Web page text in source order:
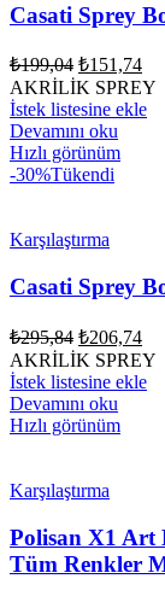
Casati Sprey
₺199,04 Orijinal
fiyat:
₺199,04.
₺151,74
AKRİLİK SPREY
İstek listesine ekle
Devamını oku
Hızlı görünüm
-30%Tükendi
Karşılaştırma
Casati Sprey
₺295,84 Orijinal
fiyat:
₺295,84.
₺206,74
AKRİLİK SPREY
İstek listesine ekle
Devamını oku
Hızlı görünüm
Karşılaştırma
Polisan X1 Art
Tüm Renkler